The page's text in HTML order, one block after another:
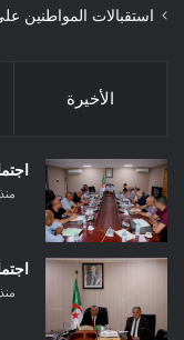
استقبالات المواطنين
الأخيرة
منذ 6 أيام